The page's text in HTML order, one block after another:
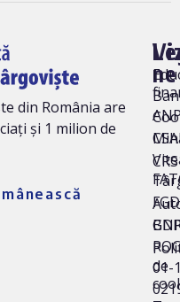
din România are
și 1 milion de
ne
01-
de